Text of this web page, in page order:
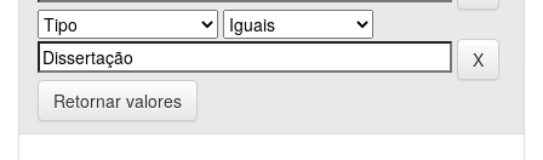
Retornar valores